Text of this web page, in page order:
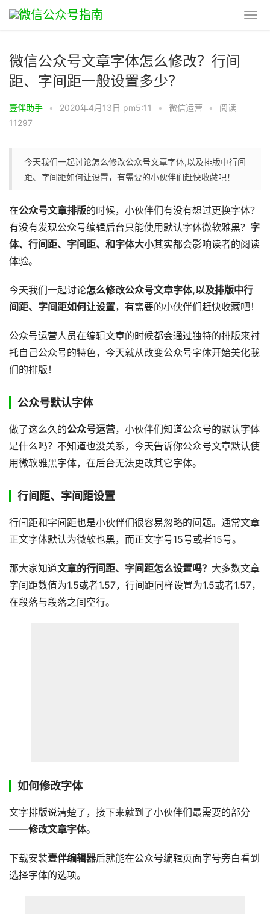
微信公众号文章字体怎么修改？行间
距、字间距一般设置多少？
壹伴助手 • 2020年4月13日 pm5:11 • 微信运营 •
阅读
11297
今天我们一起讨论怎么修改公众号文章字体,以及排版中行间
距、字间距如何让设置，有需要的小伙伴们赶快收藏吧！
在公众号文章排版的时候，小伙伴们有没有想过更换字体？
有没有发现公众号编辑后台只能使用默认字体微软雅黑？ 字
体、行间距、字间距、和字体大小其实都会影响读者的阅读
体验。
今天我们一起讨论怎么修改公众号文章字体,以及排版中行
间距、字间距如何让设置，有需要的小伙伴们赶快收藏吧！
公众号运营人员在编辑文章的时候都会通过独特的排版来衬
托自己公众号的特色，今天就从改变公众号字体开始美化我
们的排版！
公众号默认字体
做了这么久的公众号运营，小伙伴们知道公众号的默认字体
是什么吗？不知道也没关系，今天告诉你公众号文章默认使
用微软雅黑字体，在后台无法更改其它字体。
行间距、字间距设置
行间距和字间距也是小伙伴们很容易忽略的问题。通常文章
正文字体默认为微软也黑，而正文字号15号或者15号。
那大家知道文章的行间距、字间距怎么设置吗？ 大多数文章
字间距数值为1.5或者1.57，行间距同样设置为1.5或者1.57，
在段落与段落之间空行。
如何修改字体
文字排版说清楚了，接下来就到了小伙伴们最需要的部分
——修改文章字体。
下载安装壹伴编辑器后就能在公众号编辑页面字号旁白看到
选择字体的选项。